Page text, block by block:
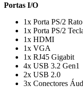
Portas I/O
1x Porta PS/2 Rato
1x Porta PS/2
1x HDMI
1x VGA
1x RJ45 Gigabit
4x USB 3.2 Gen1
2x USB 2.0
3x Conectores